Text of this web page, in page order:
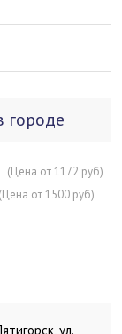
городе
(Цена от 1172 руб)
(Цена от 1500 руб)
ул.